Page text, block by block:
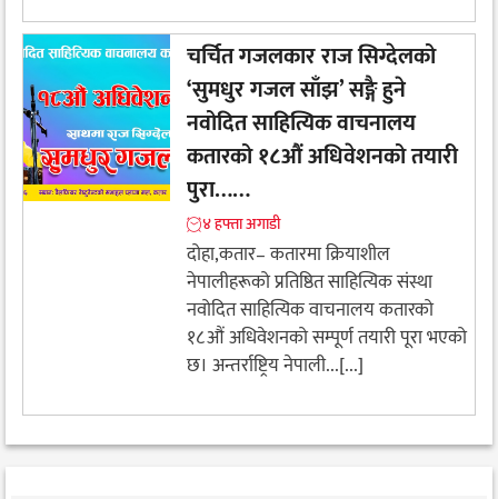
चर्चित गजलकार राज सिग्देलको
‘सुमधुर गजल साँझ’ ​सङ्गै हुने
नवोदित साहित्यिक वाचनालय
कतारको १८औं अधिवेशनको तयारी
पुरा……
४ हफ्ता अगाडी
दोहा,कतार– ​कतारमा क्रियाशील
नेपालीहरूको प्रतिष्ठित साहित्यिक संस्था
नवोदित साहित्यिक वाचनालय कतारको
१८औं अधिवेशनको सम्पूर्ण तयारी पूरा भएको
छ। अन्तर्राष्ट्रिय नेपाली...[...]